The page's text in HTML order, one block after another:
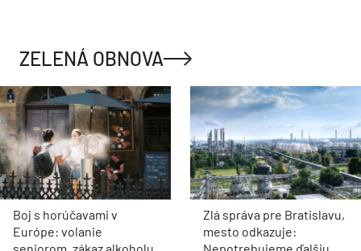
ZELENÁ OBNOVA
Boj s horúčavami v
Európe: volanie
Zlá správa pre Bratislavu,
mesto odkazuje: